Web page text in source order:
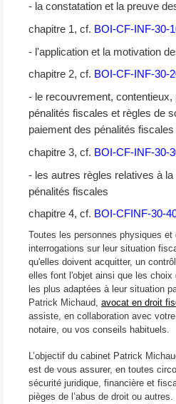
- la constatation et la preuve
chapitre 1, cf. BOI-CF-INF-30-
- l'application et la motivation
chapitre 2, cf. BOI-CF-INF-30-
- le recouvrement, contentieux,
pénalités fiscales et règles de
paiement des pénalités fiscales
chapitre 3, cf. BOI-CF-INF-30-
- les autres règles relatives à
pénalités fiscales
chapitre 4, cf. BOI-CFINF-30-
Toutes les personnes physiques et
interrogations sur leur situation
qu'elles doivent acquitter, un
elles font l'objet ainsi que les choix
les plus adaptées à leur situation
Patrick Michaud, avocat en droit
assiste, en collaboration avec
notaire, ou vos conseils habituels.
L’objectif du cabinet Patrick
est de vous assurer, en toutes
sécurité juridique, financière et
pièges de l’abus de droit ou